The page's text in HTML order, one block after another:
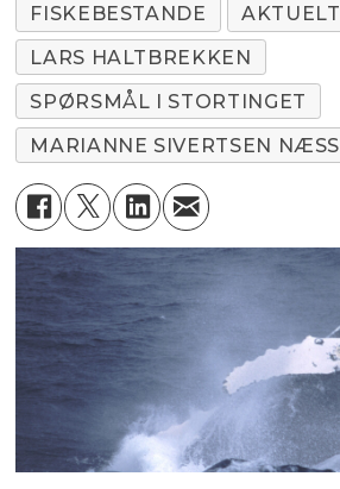
FISKEBESTANDE
AKTUELT
LARS HALTBREKKEN
SPØRSMÅL I STORTINGET
MARIANNE SIVERTSEN NÆSS